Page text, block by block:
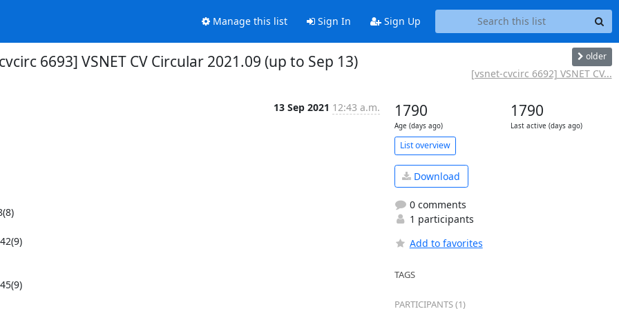
Manage this list Sign In Sign Up
6693] VSNET CV Circular 2021.09 (up to Sep 13) older
[vsnet-cvcirc 6692] VSNET CV...
13 Sep 2021 12:43 a.m. 1790
Age (days ago)
1790
Last active (days ago)
List overview
Download
0 comments
1 participants
Add to favorites
TAGS
PARTICIPANTS (1)